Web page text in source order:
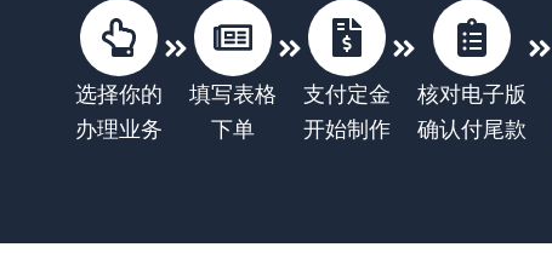
选择你的
办理业务
填写表格
下单
支付定金
开始制作
核对电子版
确认付尾款